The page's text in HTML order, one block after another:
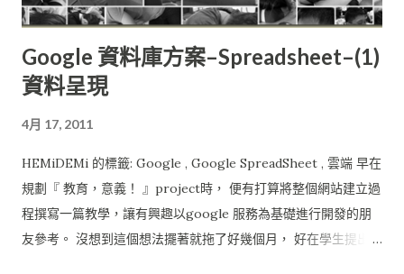
Google 資料庫方案–Spreadsheet–(1)
資料呈現
4月 17, 2011
HEMiDEMi 的標籤: Google , Google SpreadSheet , 雲端 早在
規劃『 教育，意義！ 』project時， 便有打算將整個網站建立過
程撰寫一篇教學，讓有興趣以google 服務為基礎進行開發的朋
友參考。 沒想到這個想法擺著就拖了好幾個月， 好在學生提出了